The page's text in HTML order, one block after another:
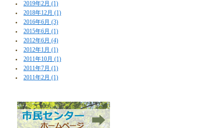
2019年2月 (1)
2018年12月 (1)
2016年6月 (3)
2015年6月 (1)
2012年6月 (4)
2012年1月 (1)
2011年10月 (1)
2011年7月 (1)
2011年2月 (1)